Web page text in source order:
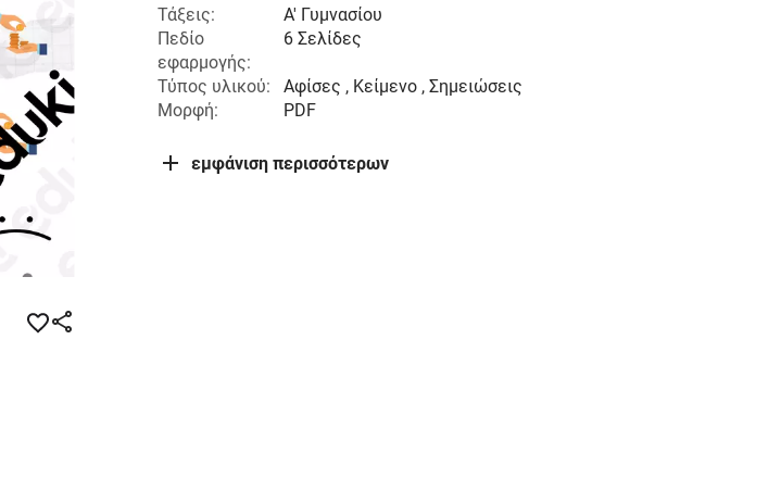
Τάξεις:
Α' Γυμνασίου
Πεδίο
εφαρμογής:
6 Σελίδες
Τύπος υλικού:
Αφίσες , Κείμενο , Σημειώσεις
Μορφή:
PDF
εμφάνιση περισσότερων